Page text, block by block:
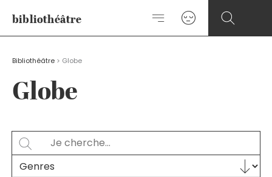
contenu
bibliothéâtre
Bibliothéâtre > Globe
Globe
SEARCH
Rechercher
GENRES
Sélectionnez le contenu